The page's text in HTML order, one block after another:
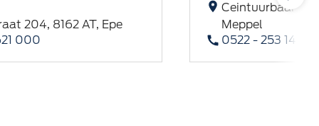
204, 8162 AT, Epe
000
Ceintuurbaan
Meppel
0522 - 253 147